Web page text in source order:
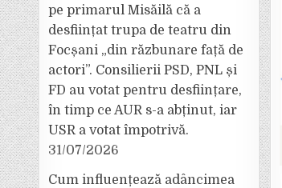
pe primarul Misăilă că a
desființat trupa de teatru din
Focșani „din răzbunare față de
actori”. Consilierii PSD, PNL și
FD au votat pentru desființare,
în timp ce AUR s-a abținut, iar
USR a votat împotrivă.
31/07/2026
Cum influențează adâncimea